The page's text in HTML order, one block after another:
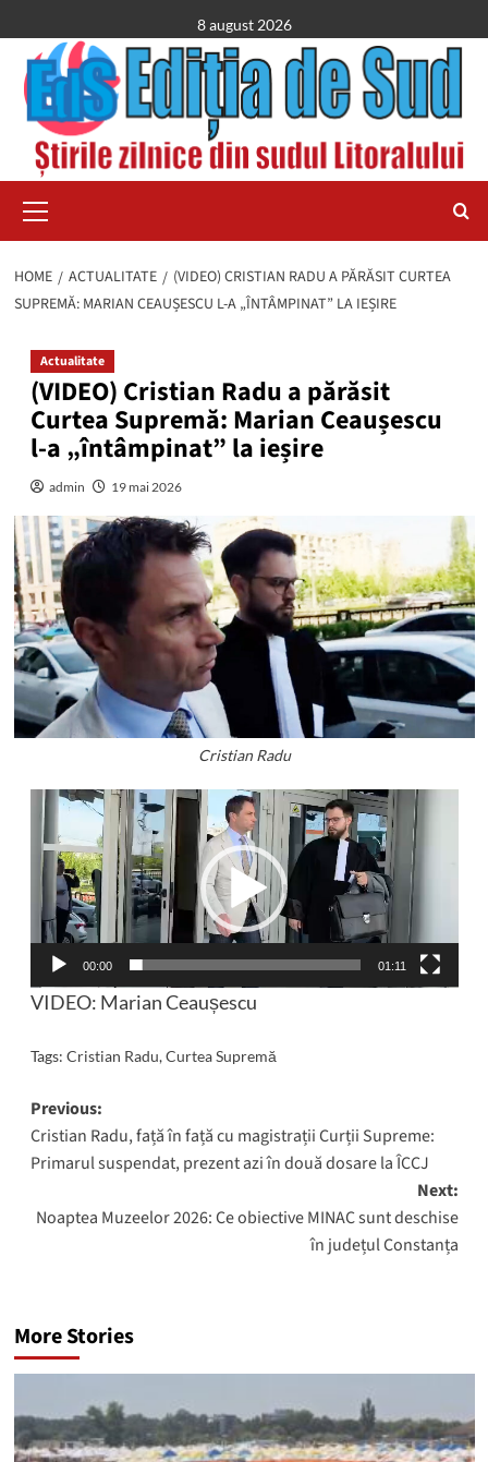
to
content
8 august 2026
Menu
HOME ACTUALITATE
(VIDEO) CRISTIAN RADU A PĂRĂSIT CURTEA
SUPREMĂ: MARIAN CEAUȘESCU L-A „ÎNTÂMPINAT” LA IEȘIRE
Actualitate
(VIDEO) Cristian Radu a părăsit
Curtea Supremă: Marian Ceaușescu
l-a „întâmpinat” la ieșire
admin 19 mai 2026
Cristian Radu
Player
video
00:00 01:11
VIDEO: Marian Ceaușescu
Tags: Cristian Radu,Curtea Supremă
Post
navigation
Previous:
Cristian Radu, față în față cu magistrații Curții Supreme:
Primarul suspendat, prezent azi în două dosare la ÎCCJ
Next:
Noaptea Muzeelor 2026: Ce obiective MINAC sunt deschise
în județul Constanța
More Stories